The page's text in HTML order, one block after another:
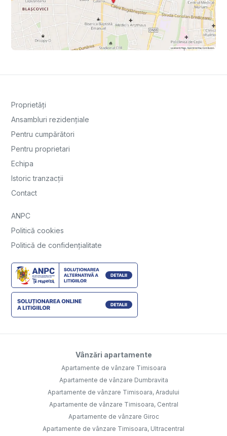
Proprietăți
Ansambluri rezidențiale
Pentru cumpărători
Pentru proprietari
Echipa
Istoric tranzacții
Contact
ANPC
Politică cookies
Politică de confidențialitate
Vânzări apartamente
Apartamente de vânzare Timisoara
Apartamente de vânzare Dumbravita
Apartamente de vânzare Timisoara, Aradului
Apartamente de vânzare Timisoara, Central
Apartamente de vânzare Giroc
Apartamente de vânzare Timisoara, Ultracentral